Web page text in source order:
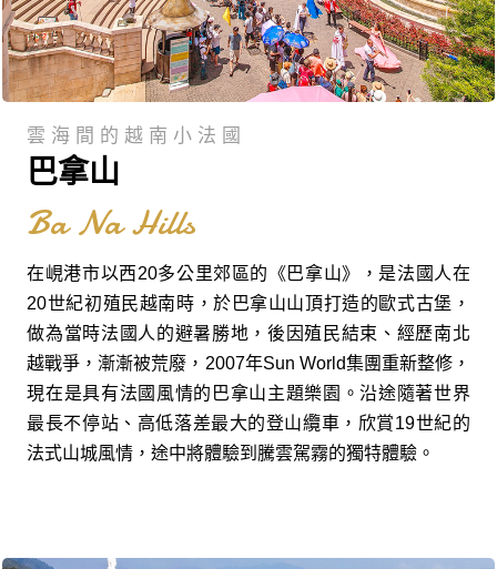
雲海間的越南小法國
巴拿山
Ba Na Hills
在峴港市以西20多公里郊區的《巴拿山》，是法國人在
20世紀初殖民越南時，於巴拿山山頂打造的歐式古堡，
做為當時法國人的避暑勝地，後因殖民結束、經歷南北
越戰爭，漸漸被荒廢，2007年Sun World集團重新整修，
現在是具有法國風情的巴拿山主題樂園。沿途隨著世界
最長不停站、高低落差最大的登山纜車，欣賞19世紀的
法式山城風情，途中將體驗到騰雲駕霧的獨特體驗。